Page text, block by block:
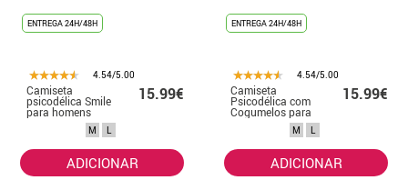
ENTREGA 24H/48H
4.54/5.00
Camiseta
psicodélica Smile
para homens
15.99€
M L
ADICIONAR
ENTREGA 24H/48H
4.54/5.00
Camiseta
Psicodélica com
Cogumelos para
Homens
15.99€
M L
ADICIONAR